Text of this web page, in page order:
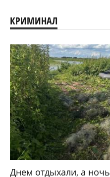
КРИМИНАЛ
Днем отдыхали, а